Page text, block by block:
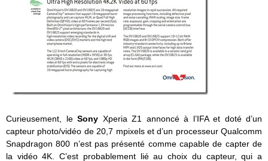
Curieusement, le Sony Xperia Z1 annoncé à l’IFA et doté d’un
capteur photo/vidéo de 20,7 mpixels et d’un processeur Qualcomm
Snapdragon 800 n’est pas présenté comme capable de capter de
la vidéo 4K. C’est probablement lié au choix du capteur, qui a